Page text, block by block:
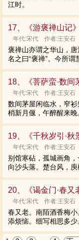
江时。
17、《游褒禅山记》
年代:宋代 作者:王安石
褒禅山亦谓之华山，
名之曰“褒禅”。今所谓
18、《菩萨蛮·数间
年代:宋代 作者:王安石
数间茅屋闲临水，窄
梢新月偃，午醉醒来晚
19、《千秋岁引·秋
年代:宋代 作者:王安石
别馆寒砧，孤城画角
向沙头落。楚台风，庾
20、《谒金门·春又
年代:宋代 作者:王安石
春又老。南陌酒香梅
添烦恼。细写相思多少